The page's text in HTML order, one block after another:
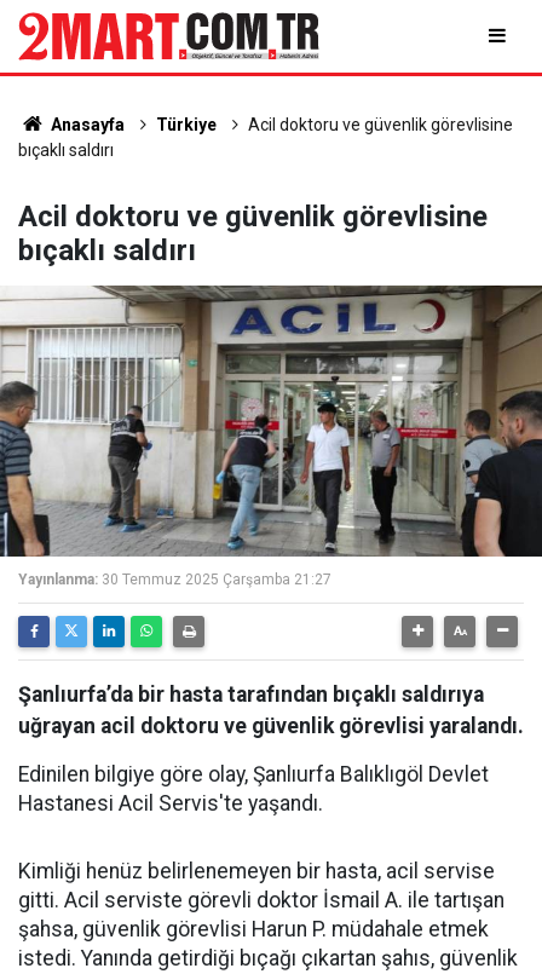
Anasayfa Türkiye
Acil doktoru ve güvenlik görevlisine
bıçaklı saldırı
Acil doktoru ve güvenlik görevlisine
bıçaklı saldırı
Yayınlanma: 30 Temmuz 2025 Çarşamba 21:27
Şanlıurfa’da bir hasta tarafından bıçaklı saldırıya
uğrayan acil doktoru ve güvenlik görevlisi yaralandı.
Edinilen bilgiye göre olay, Şanlıurfa Balıklıgöl Devlet
Hastanesi Acil Servis'te yaşandı.
Kimliği henüz belirlenemeyen bir hasta, acil servise
gitti. Acil serviste görevli doktor İsmail A. ile tartışan
şahsa, güvenlik görevlisi Harun P. müdahale etmek
istedi. Yanında getirdiği bıçağı çıkartan şahıs, güvenlik